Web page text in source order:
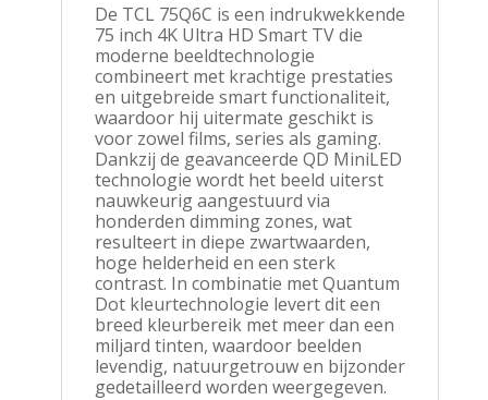
De TCL 75Q6C is een indrukwekkende
75 inch 4K Ultra HD Smart TV die
moderne beeldtechnologie
combineert met krachtige prestaties
en uitgebreide smart functionaliteit,
waardoor hij uitermate geschikt is
voor zowel films, series als gaming.
Dankzij de geavanceerde QD MiniLED
technologie wordt het beeld uiterst
nauwkeurig aangestuurd via
honderden dimming zones, wat
resulteert in diepe zwartwaarden,
hoge helderheid en een sterk
contrast. In combinatie met Quantum
Dot kleurtechnologie levert dit een
breed kleurbereik met meer dan een
miljard tinten, waardoor beelden
levendig, natuurgetrouw en bijzonder
gedetailleerd worden weergegeven.